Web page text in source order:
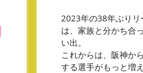
2023年の38年ぶりリ
は、家族と分かち合
い出。
これからは、阪神か
する選手がもっと増